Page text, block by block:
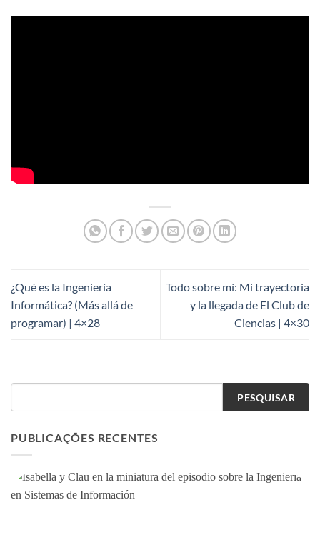
¿Qué es la Ingeniería
Informática? (Más allá de
programar) | 4×28
Todo sobre mí: Mi trayectoria
y la llegada de El Club de
Ciencias | 4×30
PESQUISAR
PUBLICAÇÕES RECENTES